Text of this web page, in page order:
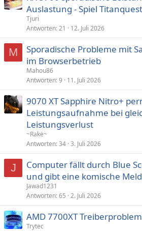
Auslastung - Spiel
Tjuri
Antworten 21 12. Juli 2026
M
Sporadische Probleme mit
im Browserbetrieb
Mahou86
Antworten 9 11. Juli 2026
9070 XT Sapphire Nitro+
Leistungsaufnahme bei
Leistungsverlust
~Rake~
Antworten 34 3. Juli 2026
J
Computer fällt durch Blue
und gibt eine komische
Jawad1231
Antworten 65 2. Juli 2026
AMD 7700XT
Trytec